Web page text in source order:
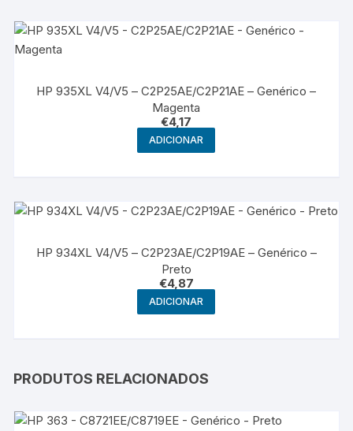
HP 935XL V4/V5 – C2P25AE/C2P21AE – Genérico –
Magenta
€4,17
ADICIONAR
HP 934XL V4/V5 – C2P23AE/C2P19AE – Genérico –
Preto
€4,87
ADICIONAR
PRODUTOS RELACIONADOS